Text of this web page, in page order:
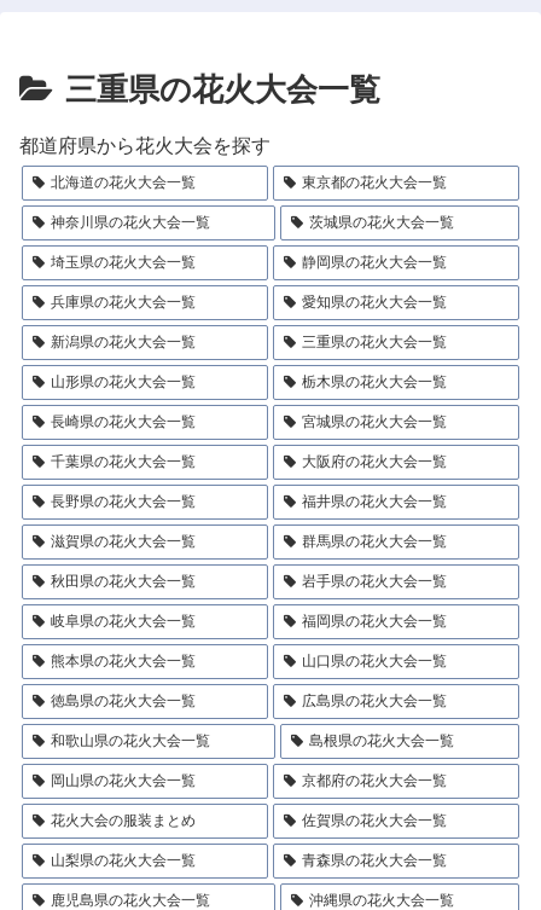
三重県の花火大会一覧
都道府県から花火大会を探す
北海道の花火大会一覧 東京都の花火大会一覧
神奈川県の花火大会一覧 茨城県の花火大会一覧
埼玉県の花火大会一覧 静岡県の花火大会一覧
兵庫県の花火大会一覧 愛知県の花火大会一覧
新潟県の花火大会一覧 三重県の花火大会一覧
山形県の花火大会一覧 栃木県の花火大会一覧
長崎県の花火大会一覧 宮城県の花火大会一覧
千葉県の花火大会一覧 大阪府の花火大会一覧
長野県の花火大会一覧 福井県の花火大会一覧
滋賀県の花火大会一覧 群馬県の花火大会一覧
秋田県の花火大会一覧 岩手県の花火大会一覧
岐阜県の花火大会一覧 福岡県の花火大会一覧
熊本県の花火大会一覧 山口県の花火大会一覧
徳島県の花火大会一覧 広島県の花火大会一覧
和歌山県の花火大会一覧 島根県の花火大会一覧
岡山県の花火大会一覧 京都府の花火大会一覧
花火大会の服装まとめ 佐賀県の花火大会一覧
山梨県の花火大会一覧 青森県の花火大会一覧
鹿児島県の花火大会一覧 沖縄県の花火大会一覧